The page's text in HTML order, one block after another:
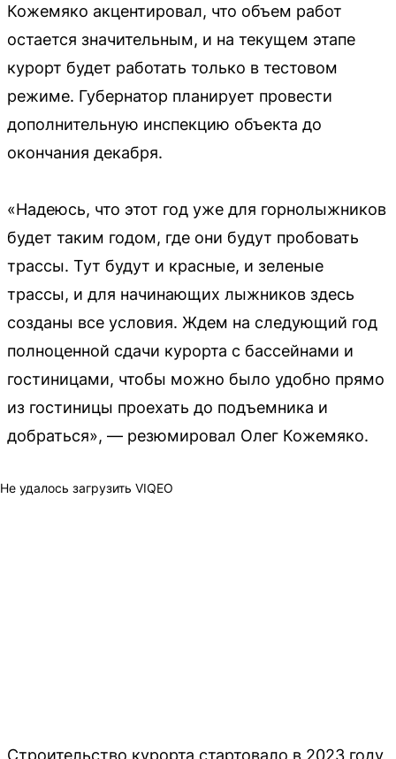
Кожемяко акцентировал, что объем работ
остается значительным, и на текущем этапе
курорт будет работать только в тестовом
режиме. Губернатор планирует провести
дополнительную инспекцию объекта до
окончания декабря.
«Надеюсь, что этот год уже для горнолыжников
будет таким годом, где они будут пробовать
трассы. Тут будут и красные, и зеленые
трассы, и для начинающих лыжников здесь
созданы все условия. Ждем на следующий год
полноценной сдачи курорта с бассейнами и
гостиницами, чтобы можно было удобно прямо
из гостиницы проехать до подъемника и
добраться», — резюмировал Олег Кожемяко.
Не удалось загрузить VIQEO
Строительство курорта стартовало в 2023 году